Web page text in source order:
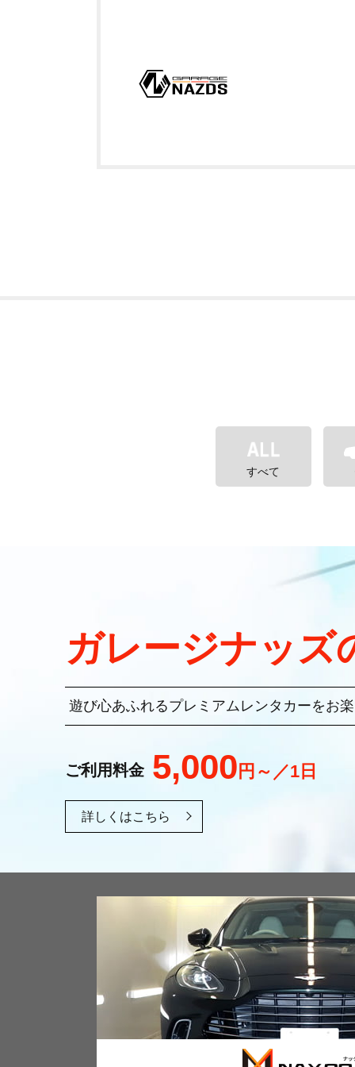
すべて
ガレージナッズ
遊び心あふれるプレミアムレンタカーをお楽
ご利用料金 5,000 円～／1日
詳しくはこちら